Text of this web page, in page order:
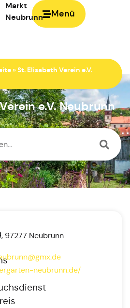
Menü
Markt
Neubrunn
»St. Elisabeth Verein e.V.
e.V. Neubrunn
97277 Neubrunn
neubrunn.de/